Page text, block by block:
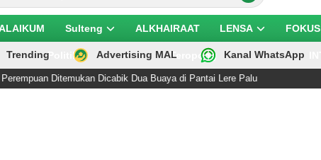
Sulteng ALKHAIRAAT LENSA FOKUS
Politik Teropong
Trending Advertising MAL Kanal WhatsApp
Dicabik Dua Buaya di Pantai Lere Palu